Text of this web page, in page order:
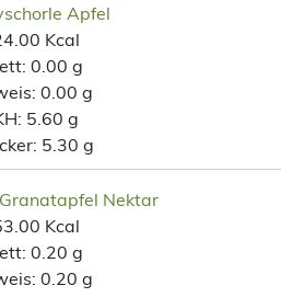
Apfel
Kcal
0.00 g
0.00 g
5.60 g
5.30 g
Nektar
Kcal
0.20 g
0.20 g